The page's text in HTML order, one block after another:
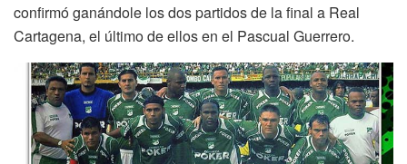
confirmó ganándole los dos partidos de la final a Real
Cartagena, el último de ellos en el Pascual Guerrero.